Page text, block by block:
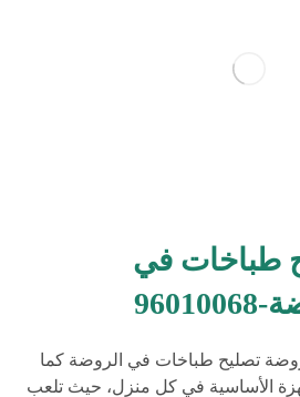
طباخات في
تصليح طباخات في الروضة كما
الأساسية في كل منزل، حيث تلعب